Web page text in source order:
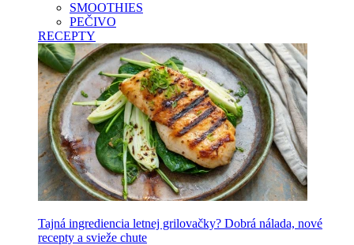
SMOOTHIES
PEČIVO
RECEPTY
Tajná ingrediencia letnej grilovačky? Dobrá nálada, nové
recepty a svieže chute